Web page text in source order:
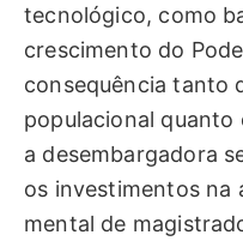
tecnológico, como
crescimento do
consequência tanto
populacional
a desembargadora
os investimentos na
mental de